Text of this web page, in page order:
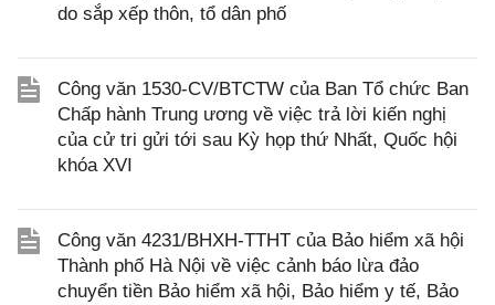
do sắp xếp thôn, tổ dân phố
Công văn 1530-CV/BTCTW của Ban Tổ chức Ban
Chấp hành Trung ương về việc trả lời kiến nghị
của cử tri gửi tới sau Kỳ họp thứ Nhất, Quốc hội
khóa XVI
Công văn 4231/BHXH-TTHT của Bảo hiểm xã hội
Thành phố Hà Nội về việc cảnh báo lừa đảo
chuyển tiền Bảo hiểm xã hội, Bảo hiểm y tế, Bảo